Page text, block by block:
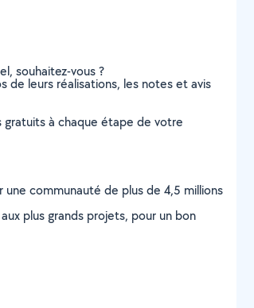
souhaitez-vous ?
de leurs réalisations, les notes et avis
gratuits à chaque étape de votre
communauté de plus de 4,5 millions
plus grands projets, pour un bon